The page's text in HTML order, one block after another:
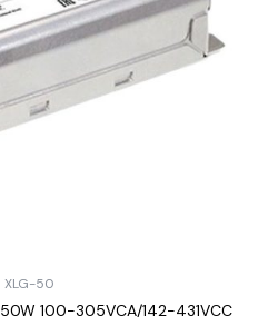
XLG-50
100-305VCA/142-431VCC